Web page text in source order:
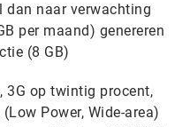
dan naar verwachting
per maand) genereren
(8 GB)
3G op twintig procent,
Power, Wide-area)